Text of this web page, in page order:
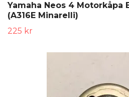
Yamaha Neos 4 Motorkåpa
(A316E Minarelli)
225 kr